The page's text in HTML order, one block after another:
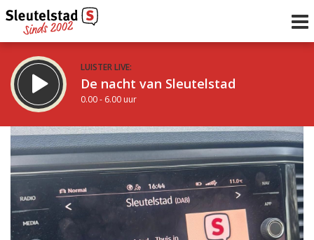
LUISTER LIVE:
De nacht van Sleutelstad
0.00 - 6.00 uur
STRAKS:
De ochtend van Sleutelstad
6.00 - 12.00 uur
Vorig uur
uur 1 van 0 Volgend uur